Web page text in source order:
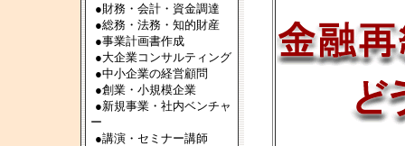
●財務・会計・資金調達
●総務・法務・知的財産
●事業計画書作成
●大企業コンサルティング
●中小企業の経営顧問
●創業・小規模企業
●新規事業・社内ベンチャ
ー
●講演・セミナー講師